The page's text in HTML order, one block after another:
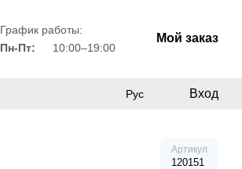
График работы:
Пн-Пт:
10:00–19:00
Мой заказ
Рус Вход
Артикул
120151